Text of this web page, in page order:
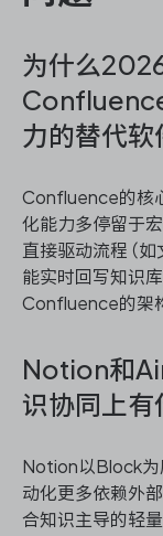
为什么
力的替代软
Confluence的核
化能力多停留于
直接驱动流程（
能实时回写知识
Confluence的架
Notion和
识协同上有
Notion以Block为
动化更多依赖外
合知识主导的轻